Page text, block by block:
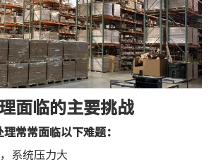
面临的主要挑战
常常面临以下难题：
系统压力大